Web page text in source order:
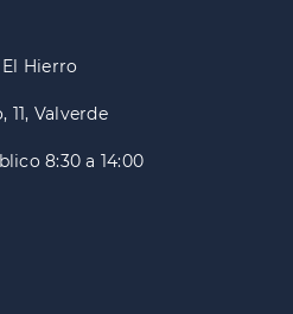
Hierro
Valverde
8:30 a 14:00